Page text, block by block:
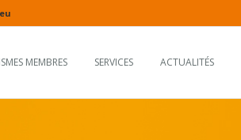
MEMBRES SERVICES ACTUALITÉS